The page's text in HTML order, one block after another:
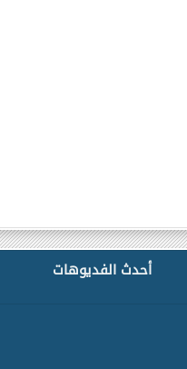
أحدث الفديوهات